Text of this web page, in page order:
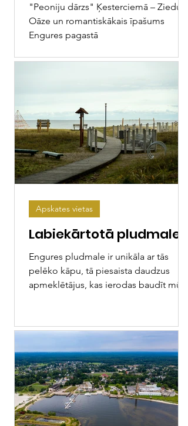
"Peoniju dārzs" Ķesterciemā – Ziedu
Oāze un romantiskākais īpašums
Engures pagastā
Labiekārtotā pludmale
Engures pludmale ir unikāla ar tās
pelēko kāpu, tā piesaista daudzus
apmeklētājus, kas ierodas baudīt mūsu
Apskates vietas